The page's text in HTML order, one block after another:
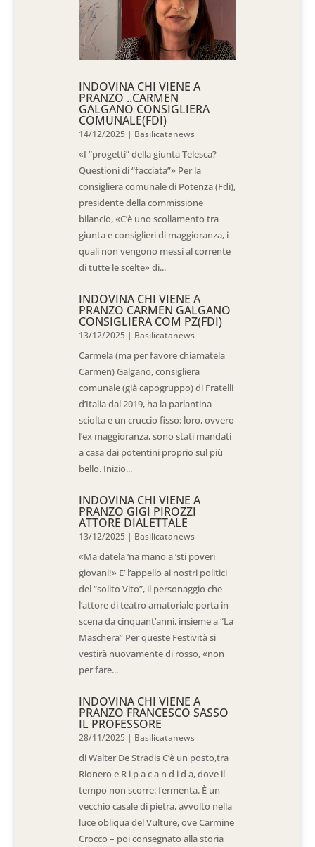
INDOVINA CHI VIENE A
PRANZO ..CARMEN
GALGANO CONSIGLIERA
COMUNALE(FDI)
14/12/2025 | Basilicatanews
«I “progetti” della giunta Telesca?
Questioni di “facciata”» Per la
consigliera comunale di Potenza (Fdi),
presidente della commissione
bilancio, «C’è uno scollamento tra
giunta e consiglieri di maggioranza, i
quali non vengono messi al corrente
di tutte le scelte» di...
INDOVINA CHI VIENE A
PRANZO CARMEN GALGANO
CONSIGLIERA COM PZ(FDI)
13/12/2025 | Basilicatanews
Carmela (ma per favore chiamatela
Carmen) Galgano, consigliera
comunale (già capogruppo) di Fratelli
d’Italia dal 2019, ha la parlantina
sciolta e un cruccio fisso: loro, ovvero
l’ex maggioranza, sono stati mandati
a casa dai potentini proprio sul più
bello. Inizio...
INDOVINA CHI VIENE A
PRANZO GIGI PIROZZI
ATTORE DIALETTALE
13/12/2025 | Basilicatanews
«Ma datela ‘na mano a ‘sti poveri
giovani!» E’ l’appello ai nostri politici
del “solito Vito”, il personaggio che
l’attore di teatro amatoriale porta in
scena da cinquant’anni, insieme a “La
Maschera” Per queste Festività si
vestirà nuovamente di rosso, «non
per fare...
INDOVINA CHI VIENE A
PRANZO FRANCESCO SASSO
IL PROFESSORE
28/11/2025 | Basilicatanews
di Walter De Stradis C’è un posto,tra
Rionero e R i p a c a n d i d a, dove il
tempo non scorre: fermenta. È un
vecchio casale di pietra, avvolto nella
luce obliqua del Vulture, ove Carmine
Crocco – poi consegnato alla storia